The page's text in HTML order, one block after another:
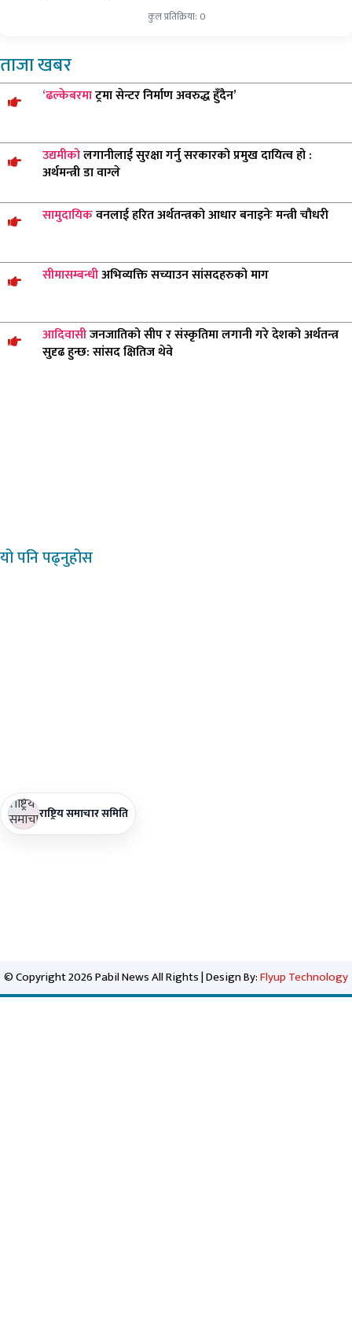
कुल प्रतिक्रिया: 0
ताजाखबर
‘ढल्केबरमाट्रमा सेन्टर निर्माण अवरुद्ध हुँदैन’
उद्यमीकोलगानीलाई सुरक्षा गर्नु सरकारको प्रमुख दायित्व हो :
अर्थमन्त्री डा वाग्ले
सामुदायिकवनलाई हरित अर्थतन्त्रको आधार बनाइनेः मन्त्री चौधरी
सीमासम्बन्धीअभिव्यक्ति सच्याउन सांसदहरुको माग
आदिवासीजनजातिको सीप र संस्कृतिमा लगानी गरे देशको अर्थतन्त्र
सुदृढ हुन्छ: सांसद क्षितिज थेवे
योपनि पढ्नुहोस
राष्ट्रिय समाचार समिति
© Copyright 2026 Pabil News All Rights | Design By:Flyup Technology